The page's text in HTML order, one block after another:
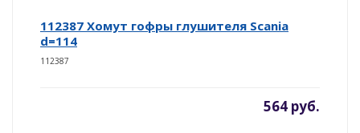
112387 Хомут гофры глушителя Scania
d=114
112387
564 руб.